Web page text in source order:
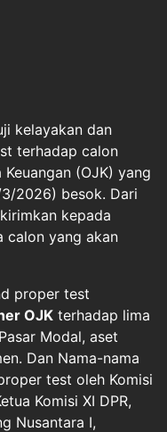
kelayakan dan
terhadap calon
(OJK) yang
2026) besok. Dari
kepada
calon yang akan
proper test
OJK terhadap lima
Modal, aset
Dan Nama-nama
test oleh Komisi
Komisi XI DPR,
Nusantara I,